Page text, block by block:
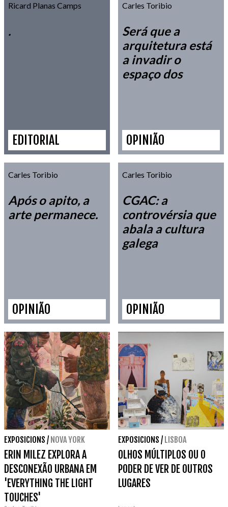
Ricard Planas Camps
.
EDITORIAL
Carles Toribio
Será que a
arquitetura está
a invadir o
espaço dos
OPINIÃO
Carles Toribio
Após o apito, a
arte permanece.
OPINIÃO
Carles Toribio
CGAC: a
controvérsia que
abala a cultura
galega
OPINIÃO
EXPOSICIONS / NOVA YORK
ERIN MILEZ EXPLORA A
DESCONEXÃO URBANA EM
'EVERYTHING THE LIGHT
TOUCHES'
EXPOSICIONS / LISBOA
OLHOS MÚLTIPLOS OU O
PODER DE VER DE OUTROS
LUGARES